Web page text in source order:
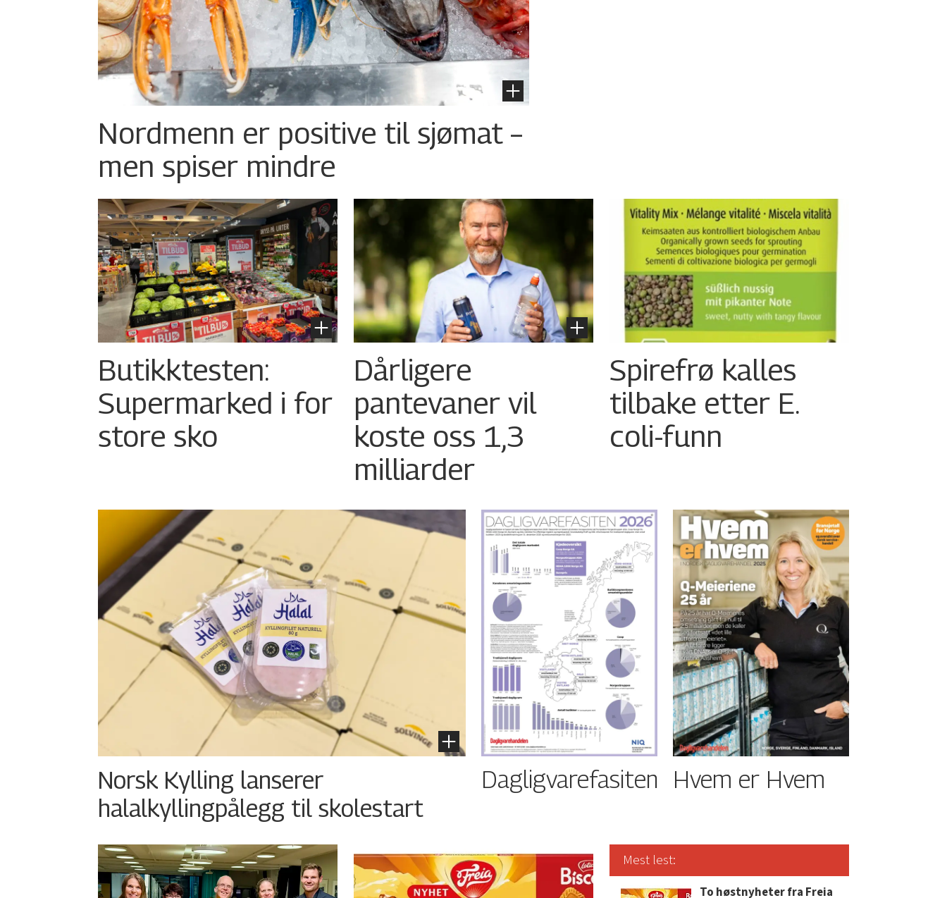
Nordmenn er positive til sjømat –
men spiser mindre
Butikktesten:
Supermarked i for
store sko
Dårligere
pantevaner vil
koste oss 1,3
milliarder
Spirefrø kalles
tilbake etter E.
coli-funn
Norsk Kylling lanserer
halalkyllingpålegg til skolestart
Dagligvarefasiten Hvem er Hvem
Mest lest:
To høstnyheter fra Freia